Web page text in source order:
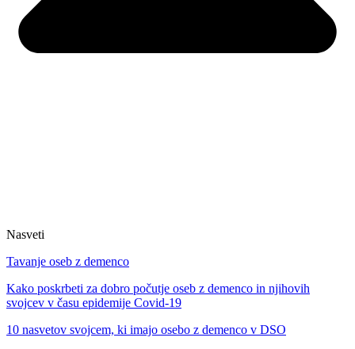
Nasveti
Tavanje oseb z demenco
Kako poskrbeti za dobro počutje oseb z demenco in njihovih
svojcev v času epidemije Covid-19
10 nasvetov svojcem, ki imajo osebo z demenco v DSO